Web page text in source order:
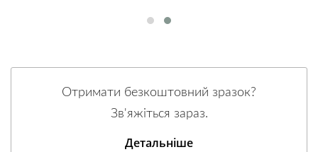
Отримати безкоштовний зразок?
Зв'яжіться зараз.
Детальніше